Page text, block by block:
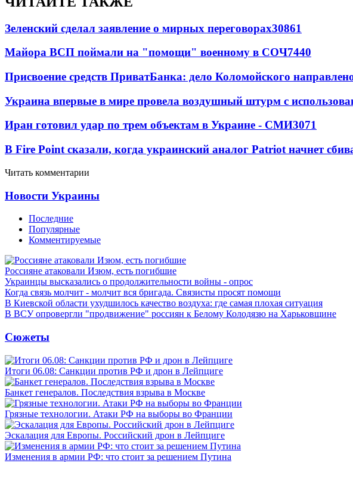
Зеленский сделал заявление о мирных переговорах30861
Майора ВСП поймали на "помощи" военному в СОЧ7440
Присвоение средств ПриватБанка: дело Коломойского
Украина впервые в мире провела воздушный штурм с
Иран готовил удар по трем объектам в Украине - СМИ3071
В Fire Point сказали, когда украинский аналог Patriot начнет
Читать комментарии
Новости Украины
Последние
Популярные
Комментируемые
Россияне атаковали Изюм, есть погибшие
Украинцы высказались о продолжительности войны - опрос
Когда связь молчит - молчит вся бригада. Связисты просят помощи
В Киевской области ухудшилось качество воздуха: где самая плохая ситуация
В ВСУ опровергли "продвижение" россиян к Белому Колодязю на Харьковщине
Сюжеты
Итоги 06.08: Санкции против РФ и дрон в Лейпциге
Банкет генералов. Последствия взрыва в Москве
Грязные технологии. Атаки РФ на выборы во Франции
Эскалация для Европы. Российский дрон в Лейпциге
Изменения в армии РФ: что стоит за решением Путина